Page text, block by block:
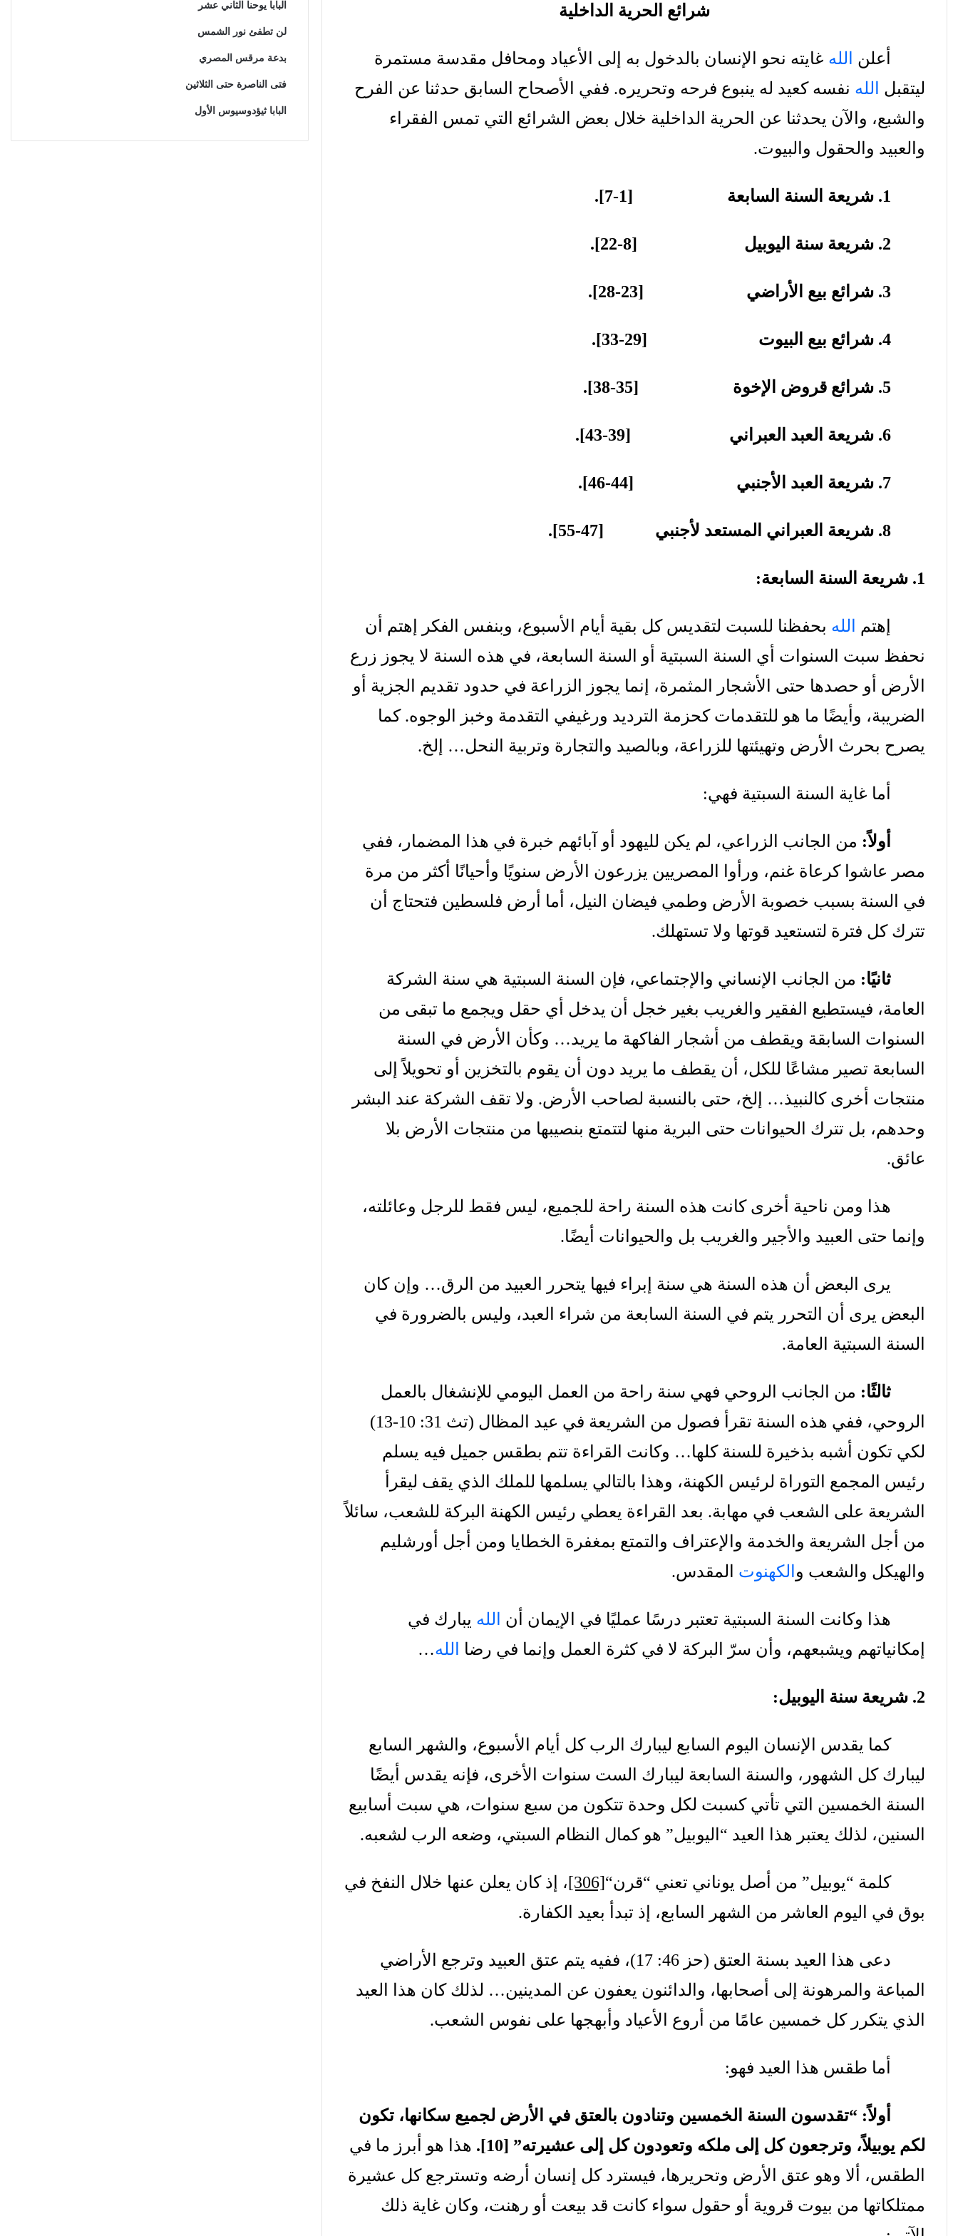
شرائع الحرية الداخلية
أعلن الله غايته نحو الإنسان بالدخول به إلى الأعياد ومحافل مقدسة مستمرة
ليتقبل
الله نفسه كعيد له ينبوع فرحه وتحريره. ففي الأصحاح السابق حدثنا عن
الفرح
والشبع، والآن يحدثنا عن الحرية الداخلية خلال بعض الشرائع التي تمس
الفقراء
والعبيد والحقول والبيوت.
1. شريعة السنة السابعة [1-7].
2. شريعة سنة اليوبيل [8-22].
3. شرائع بيع الأراضي [23-28].
4. شرائع بيع البيوت [29-33].
5. شرائع قروض الإخوة [35-38].
6. شريعة العبد العبراني [39-43].
7. شريعة العبد الأجنبي [44-46].
8. شريعة العبراني المستعد لأجنبي [47-55].
1. شريعة السنة السابعة:
إهتم الله بحفظنا للسبت لتقديس كل بقية أيام الأسبوع، وبنفس الفكر إهتم
أن
نحفظ سبت السنوات أي السنة السبتية أو السنة السابعة، في هذه السنة لا يجوز زرع
الأرض
أو حصدها حتى الأشجار المثمرة، إنما يجوز الزراعة في حدود تقديم الجزية
أو
الضريبة، وأيضًا ما هو للتقدمات كحزمة الترديد ورغيفي التقدمة وخبز الوجوه.كما
يصرح بحرث الأرض وتهيئتها للزراعة، وبالصيد والتجارة وتربية النحل… إلخ.
أما غاية السنة السبتية فهي:
أولاً: من الجانب الزراعي، لم يكن لليهود أو آبائهم خبرة في هذا المضمار، ففي
مصر عاشوا كرعاة غنم، ورأوا المصريين يزرعون الأرض سنويًا وأحيانًا أكثر من مرة
في
السنة بسبب خصوبة الأرض وطمي فيضان النيل، أما أرض فلسطين فتحتاج
أن
تترك كل فترة لتستعيد قوتها ولا تستهلك.
ثانيًا: من الجانب الإنساني والإجتماعي، فإن السنة السبتية هي سنة
الشركة
العامة، فيستطيع الفقير والغريب بغير خجل أن يدخل أي حقل ويجمع ما تبقى من
السنوات
السابقة ويقطف من أشجار الفاكهة ما يريد… وكأن الأرض في
السنة
السابعة تصير مشاعًا للكل، أن يقطف ما يريد دون أن يقوم بالتخزين أو تحويلاً
إلى
منتجات
أخرى كالنبيذ… إلخ، حتى بالنسبة لصاحب الأرض. ولا تقف الشركة عند
البشر
وحدهم، بل تترك الحيوانات حتى البرية منها لتتمتع بنصيبها من منتجات الأرض بلا
عائق.
هذا ومن ناحية أخرى كانت هذه السنة راحة للجميع، ليس فقط للرجل وعائلته،
وإنما حتى العبيد والأجير والغريب بل والحيوانات أيضًا.
يرى البعض أن هذه السنة هي سنة إبراء فيها يتحرر العبيد من الرق… وإن كان
البعض يرى أن التحرر يتم في السنة السابعة من شراء العبد، وليس بالضرورة في
السنة
السبتية العامة.
ثالثًا: من الجانب الروحي فهي سنة راحة من العمل اليومي للإنشغال بالعمل
الروحي، ففي هذه السنة تقرأ فصول من الشريعة في عيد المظال (تث
لكي تكون أشبه بذخيرة للسنة كلها… وكانت القراءة تتم بطقس جميل فيه يسلم
رئيس
المجمع التوراة لرئيس الكهنة، وهذا بالتالي يسلمها للملك الذي يقف ليقرأ
الشريعة على الشعب في مهابة. بعد القراءة يعطي رئيس الكهنة البركة للشعب، سائلاً
من
أجل الشريعة والخدمة والإعتراف والتمتع بمغفرة الخطايا ومن أجل
أورشليم
والهيكل والشعب و الكهنوت المقدس.
هذا وكانت السنة السبتية تعتبر درسًا عمليًا في الإيمان أن الله يبارك في
إمكانياتهم ويشبعهم، وأن سرّ البركة لا في كثرة العمل وإنما في رضا الله…
2. شريعة سنة اليوبيل:
كما يقدس الإنسان اليوم السابع ليبارك الرب كل أيام الأسبوع، والشهر
السابع
ليبارك كل الشهور، والسنة السابعة ليبارك الست سنوات الأخرى، فإنه يقدس
أيضًا
السنة
الخمسين التي تأتي كسبت لكل وحدة تتكون من سبع سنوات، هي سبت أسابيع
السنين، لذلك يعتبر هذا العيد “ اليوبيل” هو كمال النظام السبتي، وضعه الرب لشعبه.
كلمة “يوبيل” من أصل يوناني تعني “قرن“
[306]، إذ كان يعلن عنها خلال النفخ في
بوق في اليوم العاشر من الشهر السابع، إذ تبدأ بعيد الكفارة.
دعى هذا العيد بسنة العتق (حز ، ففيه يتم عتق العبيد وترجع
الأراضي
المباعة والمرهونة إلى أصحابها، والدائنون يعفون عن المدينين… لذلك كان هذا
العيد
الذي يتكرر كل خمسين عامًا من أروع الأعياد وأبهجها على نفوس الشعب.
أما طقس هذا العيد فهو:
أولاً: “تقدسون السنة الخمسين وتنادون بالعتق في الأرض لجميع سكانها، تكون
لكم يوبيلاً، وترجعون كل إلى ملكه وتعودون كل إلى عشيرته” [10]. هذا هو أبرز ما في
الطقس،
ألا وهو عتق الأرض وتحريرها، فيسترد كل إنسان أرضه وتسترجع كل عشيرة
ممتلكاتها من بيوت قروية أو حقول سواء كانت قد بيعت أو رهنت، وكان غاية ذلك
البابا يوحنا الثاني عشر
لن تطفئ نور الشمس
بدعة مرقس المصري
فتى الناصرة حتى الثلاثين
البابا ثيؤدوسيوس الأول